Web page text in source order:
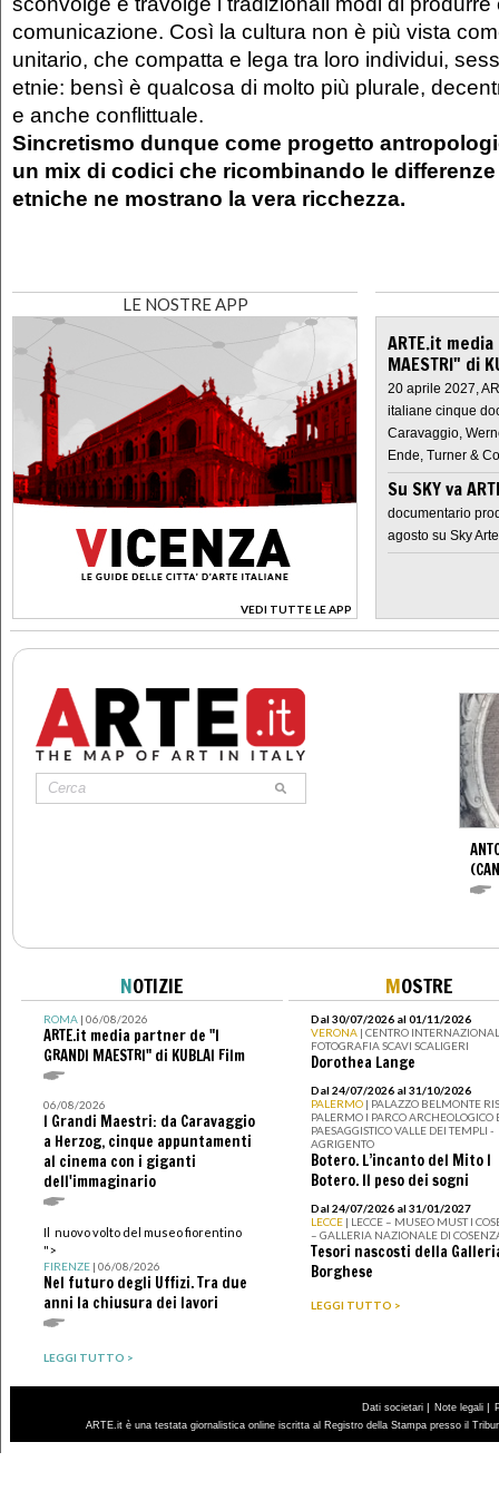
comunicazione. Così la cultura non è più vista
unitario, che compatta e lega tra loro individui,
etnie: bensì è qualcosa di molto più plurale,
e anche conflittuale.
Sincretismo dunque come progetto
un mix di codici che ricombinando le
etniche ne mostrano la vera ricchezza.
LE NOSTRE APP
VEDI TUTTE LE APP
>
ARTE.it
MAESTRI" di
20 aprile 2027,
italiane cinque
Caravaggio,
Ende, Turner &
Su SKY va
documentario
agosto su Sky Arte
NOTIZIE
ROMA| 06/08/2026
ARTE.it media partner de "I
GRANDI MAESTRI" di KUBLAI Film
06/08/2026
I Grandi Maestri: da Caravaggio
a Herzog, cinque appuntamenti
al cinema con i giganti
dell'immaginario
Il nuovo volto del museo fiorentino
">
FIRENZE| 06/08/2026
Nel futuro degli Uffizi. Tra due
anni la chiusura dei lavori
LEGGI TUTTO >
MOSTRE
Dal 30/07/2026 al 01/11/2026
VERONA | CENTRO
FOTOGRAFIA SCAVI SCALIGERI
Dorothea Lange
Dal 24/07/2026 al 31/10/2026
PALERMO | PALAZZO BELMONTE
PALERMO I PARCO ARCHEOLOGICO
PAESAGGISTICO VALLE DEI TEMPLI -
AGRIGENTO
Botero. L’incanto del Mito I
Botero. Il peso dei sogni
Dal 24/07/2026 al 31/01/2027
LECCE | LECCE – MUSEO MUST I
– GALLERIA NAZIONALE DI
Tesori nascosti della
Borghese
LEGGI TUTTO >
Dati societari | Note legali |
ARTE.it è una testata giornalistica online iscritta al Registro della Stampa presso il